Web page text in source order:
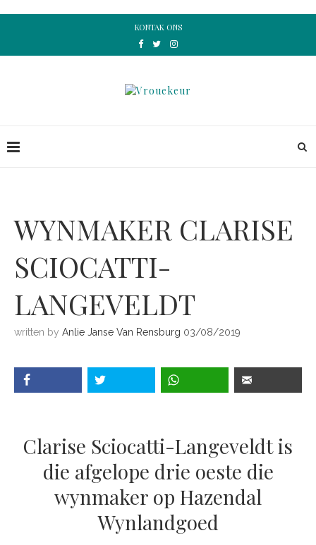
KONTAK ONS
WYNMAKER CLARISE
SCIOCATTI-
LANGEVELDT
written by Anlie Janse Van Rensburg 03/08/2019
Clarise Sciocatti-Langeveldt is
die afgelope drie oeste die
wynmaker op Hazendal
Wynlandgoed